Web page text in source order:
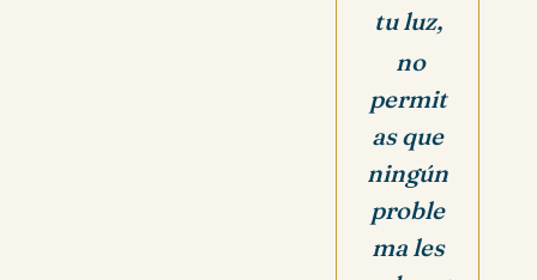
tu luz,
no
permit
as que
ningún
proble
ma les